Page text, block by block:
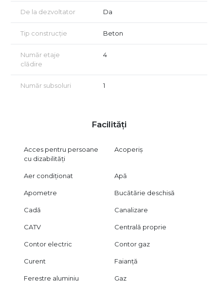
De la dezvoltator Da
Tip construcție Beton
Număr etaje
clădire
4
Număr subsoluri 1
Facilități
Acces pentru persoane
cu dizabilități
Acoperiș
Aer condiționat Apă
Apometre Bucătărie deschisă
Cadă Canalizare
CATV Centrală proprie
Contor electric Contor gaz
Curent Faianță
Ferestre aluminiu Gaz